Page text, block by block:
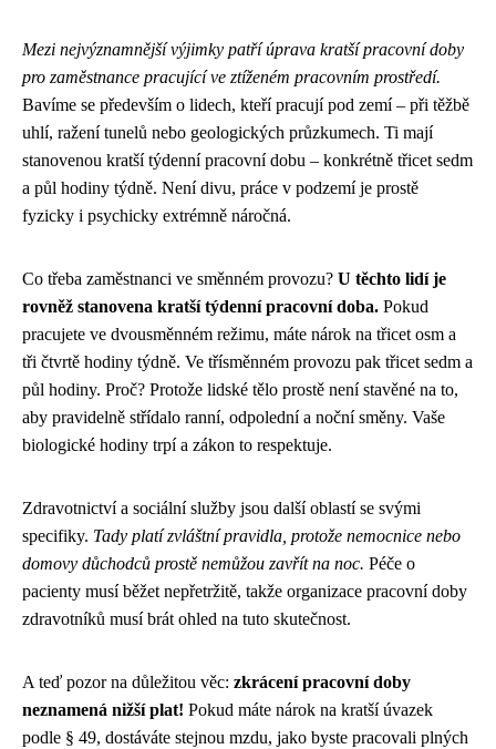
Mezi nejvýznamnější výjimky patří úprava kratší pracovní doby
pro zaměstnance pracující ve ztíženém pracovním prostředí.
Bavíme se především o lidech, kteří pracují pod zemí – při těžbě
uhlí, ražení tunelů nebo geologických průzkumech. Ti mají
stanovenou kratší týdenní pracovní dobu – konkrétně třicet sedm
a půl hodiny týdně. Není divu, práce v podzemí je prostě
fyzicky i psychicky extrémně náročná.
Co třeba zaměstnanci ve směnném provozu? U těchto lidí je
rovněž stanovena kratší týdenní pracovní doba. Pokud
pracujete ve dvousměnném režimu, máte nárok na třicet osm a
tři čtvrtě hodiny týdně. Ve třísměnném provozu pak třicet sedm a
půl hodiny. Proč? Protože lidské tělo prostě není stavěné na to,
aby pravidelně střídalo ranní, odpolední a noční směny. Vaše
biologické hodiny trpí a zákon to respektuje.
Zdravotnictví a sociální služby jsou další oblastí se svými
specifiky. Tady platí zvláštní pravidla, protože nemocnice nebo
domovy důchodců prostě nemůžou zavřít na noc. Péče o
pacienty musí běžet nepřetržitě, takže organizace pracovní doby
zdravotníků musí brát ohled na tuto skutečnost.
A teď pozor na důležitou věc: zkrácení pracovní doby
neznamená nižší plat! Pokud máte nárok na kratší úvazek
podle § 49, dostáváte stejnou mzdu, jako byste pracovali plných